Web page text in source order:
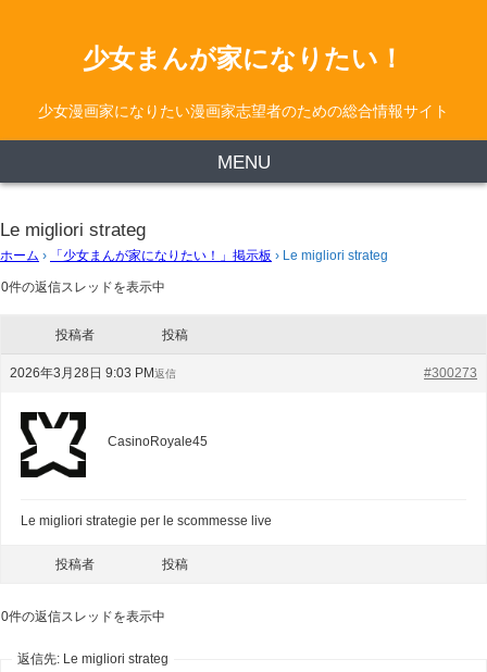
少女まんが家になりたい！
少女漫画家になりたい漫画家志望者のための総合情報サイト
MENU
Le migliori strateg
ホーム › 「少女まんが家になりたい！」掲示板 › Le migliori strateg
0件の返信スレッドを表示中
投稿者 投稿
2026年3月28日 9:03 PM #300273
返信
CasinoRoyale45
Le migliori strategie per le scommesse live
投稿者 投稿
0件の返信スレッドを表示中
返信先: Le migliori strateg